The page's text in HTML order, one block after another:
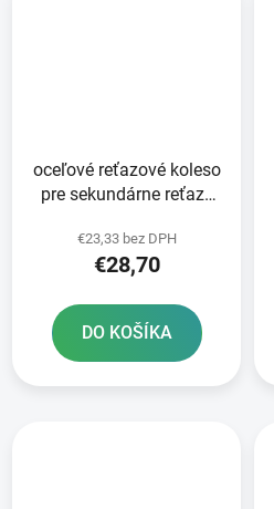
oceľové reťazové koleso
pre sekundárne reťaze
zubov
€23,33 bez DPH
€28,70
DO KOŠÍKA